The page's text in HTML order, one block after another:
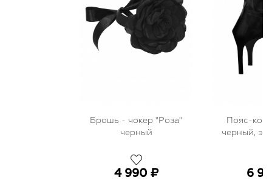
Брошь - чокер "Роза"
черный
4 990 ₽
Пояс-
черный,
6